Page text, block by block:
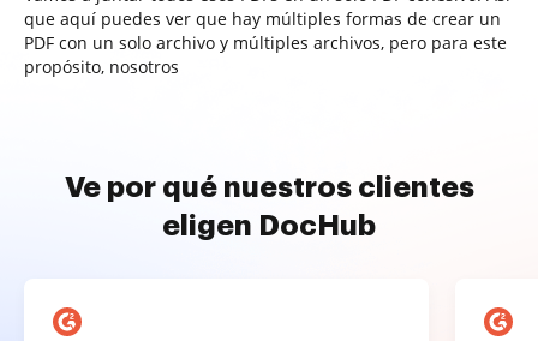
que aquí puedes ver que hay múltiples formas de crear un
PDF con un solo archivo y múltiples archivos, pero para este
propósito, nosotros
Ve por qué nuestros clientes
eligen DocHub